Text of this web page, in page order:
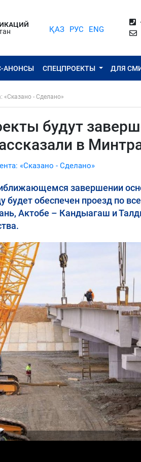
ҚАЗ РУС ENG
АНОНСЫ СПЕЦПРОЕКТЫ ДЛЯ
«Сказано - Сделано»
будут
в
«Сказано - Сделано»
завершении
обеспечен проезд по
Актобе – Кандыагаш и